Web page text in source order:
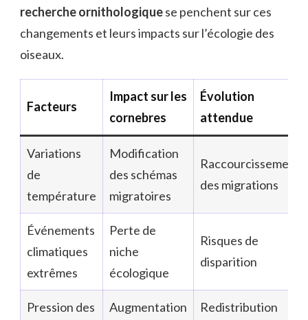
recherche ornithologiquese penchent sur ces
changements et leurs impacts sur l’écologie des
oiseaux.
Facteurs
Impact sur les
cornebres
Évolution
attendue
Variations
de
température
Modification
des schémas
migratoires
Raccourcissement
des migrations
Événements
climatiques
extrêmes
Perte de
niche
écologique
Risques de
disparition
Pression des
Augmentation
Redistribution